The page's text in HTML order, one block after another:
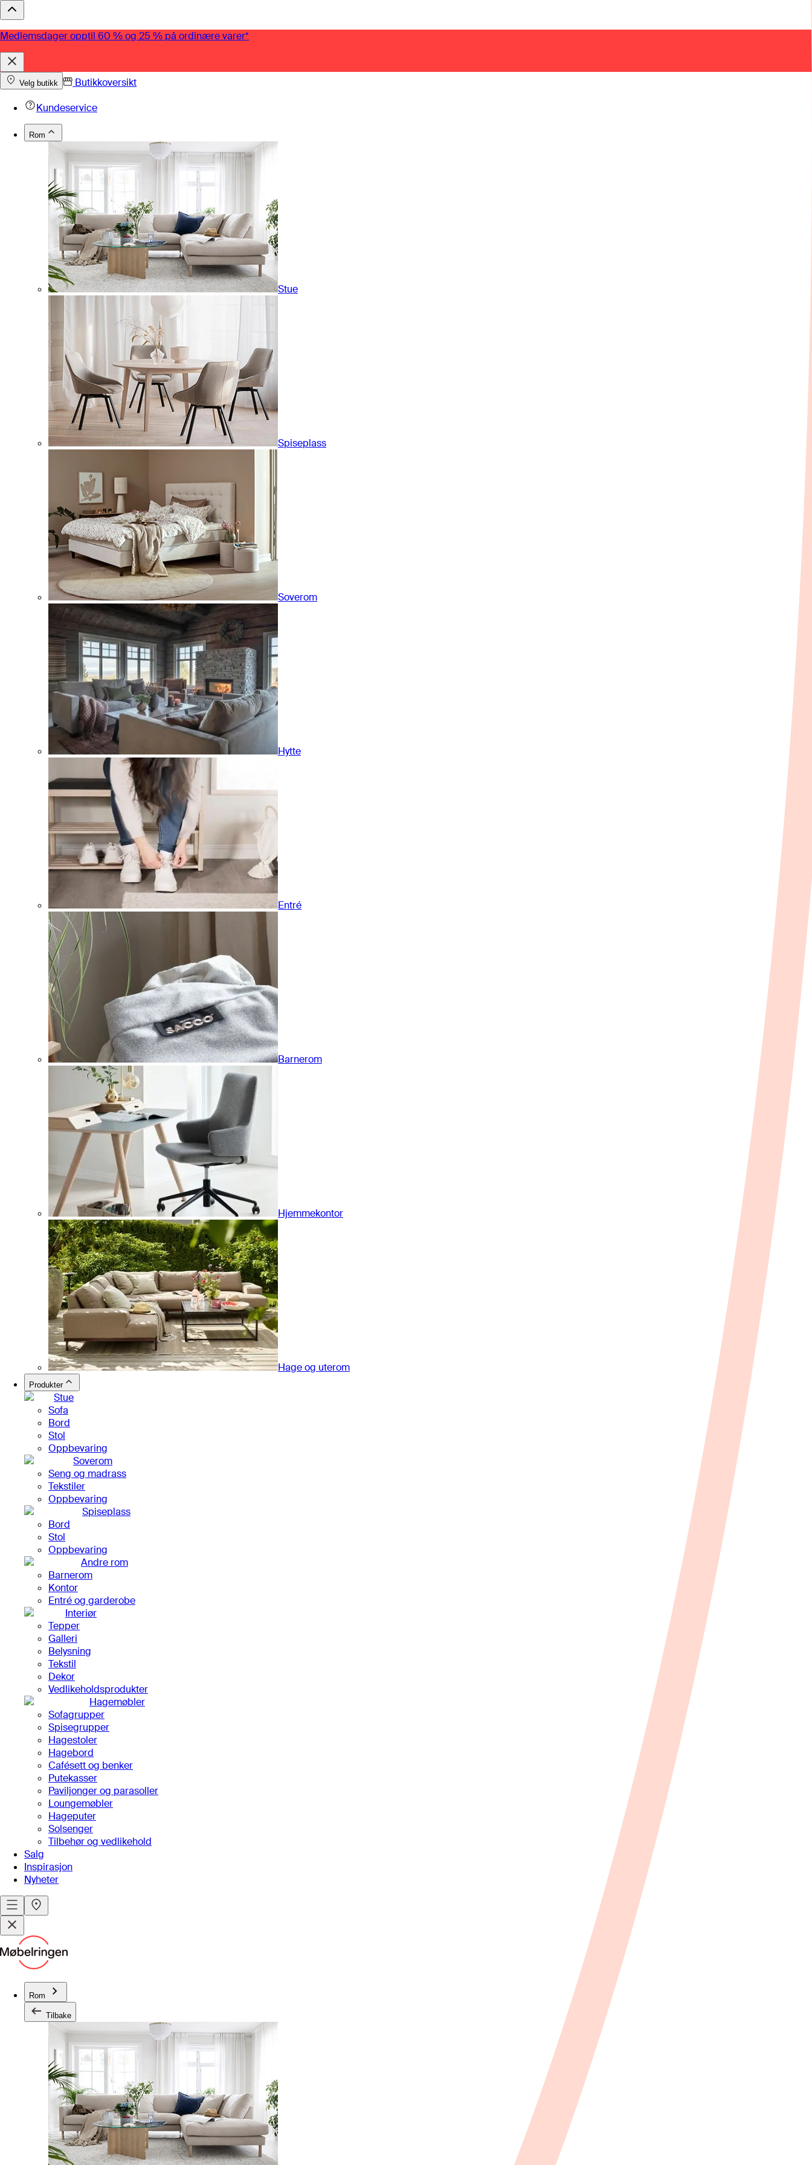
Medlemsdager opptil 60 % og 25 % på ordinære varer*
Velg butikk
Butikkoversikt
Kundeservice
Rom
Stue
Spiseplass
Soverom
Hytte
Entré
Barnerom
Hjemmekontor
Hage og uterom
Produkter
Stue
Sofa
Bord
Stol
Oppbevaring
Soverom
Seng og madrass
Tekstiler
Oppbevaring
Spiseplass
Bord
Stol
Oppbevaring
Andre rom
Barnerom
Kontor
Entré og garderobe
Interiør
Tepper
Galleri
Belysning
Tekstil
Dekor
Vedlikeholdsprodukter
Hagemøbler
Sofagrupper
Spisegrupper
Hagestoler
Hagebord
Cafésett og benker
Putekasser
Paviljonger og parasoller
Loungemøbler
Hageputer
Solsenger
Tilbehør og vedlikehold
Salg
Inspirasjon
Nyheter
Rom
Tilbake